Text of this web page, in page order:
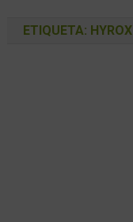
ETIQUETA: HYROX